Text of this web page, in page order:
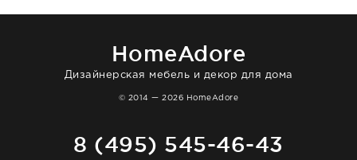
отвечает очень быстро. Взаимодействием
HomeAdore
Дизайнерская мебель и декор для дома
© 2014 — 2026 HomeAdore
8 (495) 545-46-43